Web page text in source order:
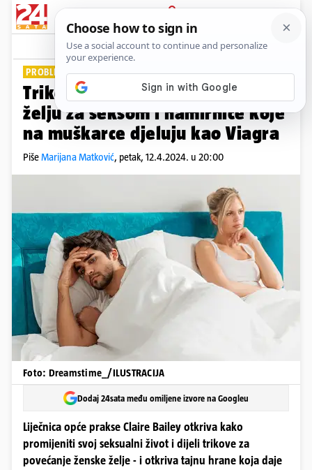
PRIJAVA
Lifestyle Komentari
PROBLEMI S LIBIDOM
Trikovi kako povećati žensku
želju za seksom i namirnice koje
na muškarce djeluju kao Viagra
PišeMarijana Matković, petak, 12.4.2024. u 20:00
Foto: Dreamstime_/ILUSTRACIJA
Dodaj 24sata među omiljene izvore na Googleu
Liječnica opće prakse Claire Bailey otkriva kako
promijeniti svoj seksualni život i dijeli trikove za
povećanje ženske želje - i otkriva tajnu hrane koja daje